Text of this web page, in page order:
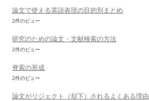
論文で使える英語表現の目的別まとめ
2件のビュー
研究のための論文・文献検索の方法
2件のビュー
脊索の形成
2件のビュー
論文がリジェクト（却下）されるよくある理由